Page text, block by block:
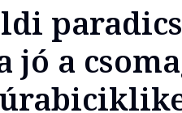
jó a